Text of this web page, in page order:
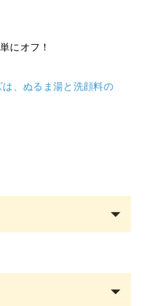
にオフ！
、ぬるま湯と洗顔料の
先を上向きにした状態
合があります。この場